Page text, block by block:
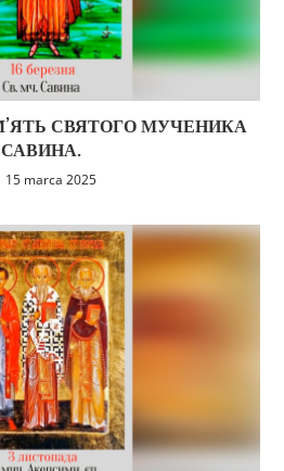
СВЯТОГО МУЧЕНИКА
САВИНА.
15 marca 2025